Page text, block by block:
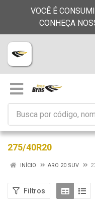
VOCÊ É
CONHEÇA
275/40R20
INÍCIO ARO 20 SUV
Filtros